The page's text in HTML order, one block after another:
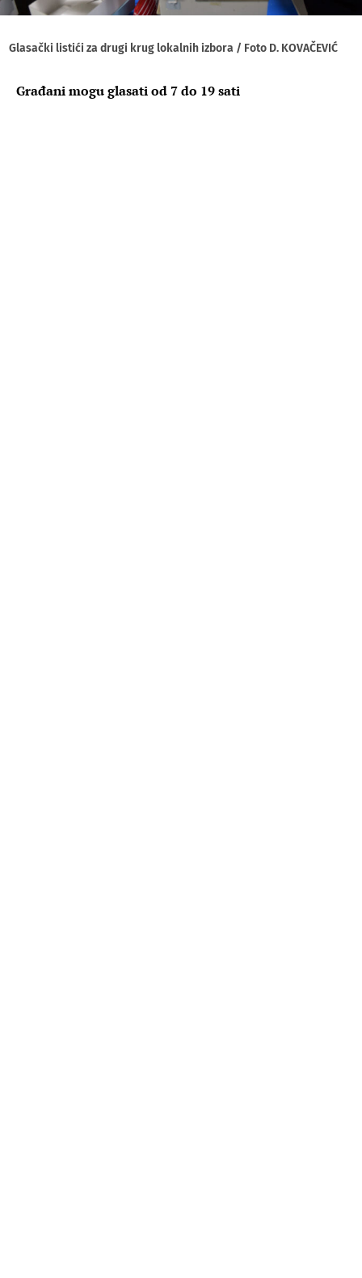
Glasački listići za drugi krug lokalnih izbora / Foto D. KOVAČEVIĆ
Građani mogu glasati od 7 do 19 sati